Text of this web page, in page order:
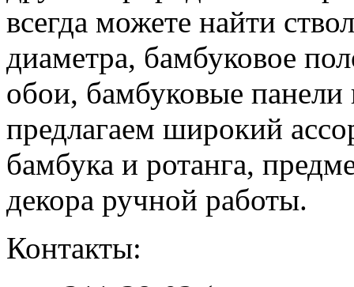
всегда можете найти
диаметра, бамбуковое
обои, бамбуковые
предлагаем широкий
бамбука и ротанга,
декора ручной работы.
Контакты: